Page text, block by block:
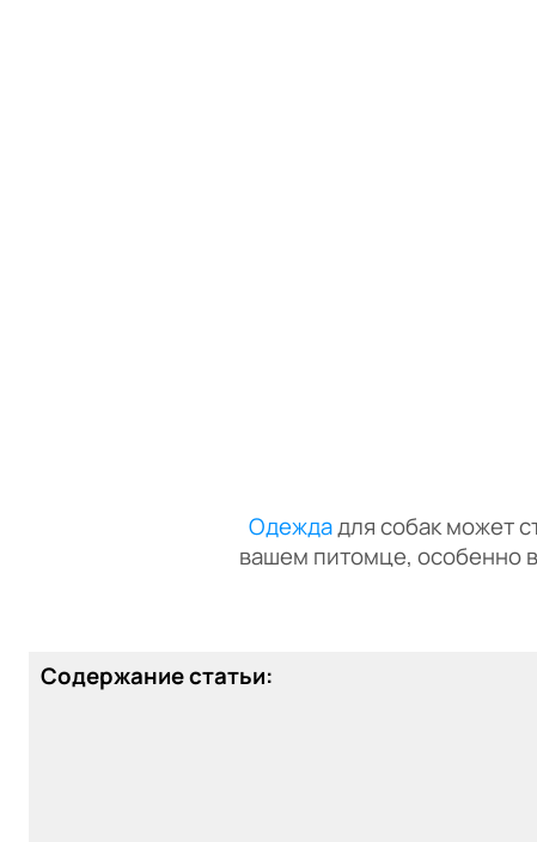
Одеждадля собак может
вашем питомце, особенно
Содержание статьи: